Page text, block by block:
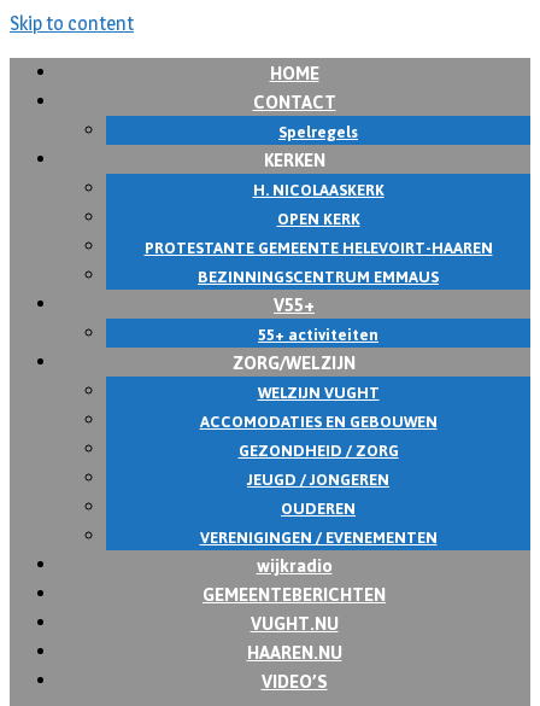
Skip to content
HOME
CONTACT
Spelregels
KERKEN
H. NICOLAASKERK
OPEN KERK
PROTESTANTE GEMEENTE HELEVOIRT-HAAREN
BEZINNINGSCENTRUM EMMAUS
V55+
55+ activiteiten
ZORG/WELZIJN
WELZIJN VUGHT
ACCOMODATIES EN GEBOUWEN
GEZONDHEID / ZORG
JEUGD / JONGEREN
OUDEREN
VERENIGINGEN / EVENEMENTEN
wijkradio
GEMEENTEBERICHTEN
VUGHT.NU
HAAREN.NU
VIDEO’S